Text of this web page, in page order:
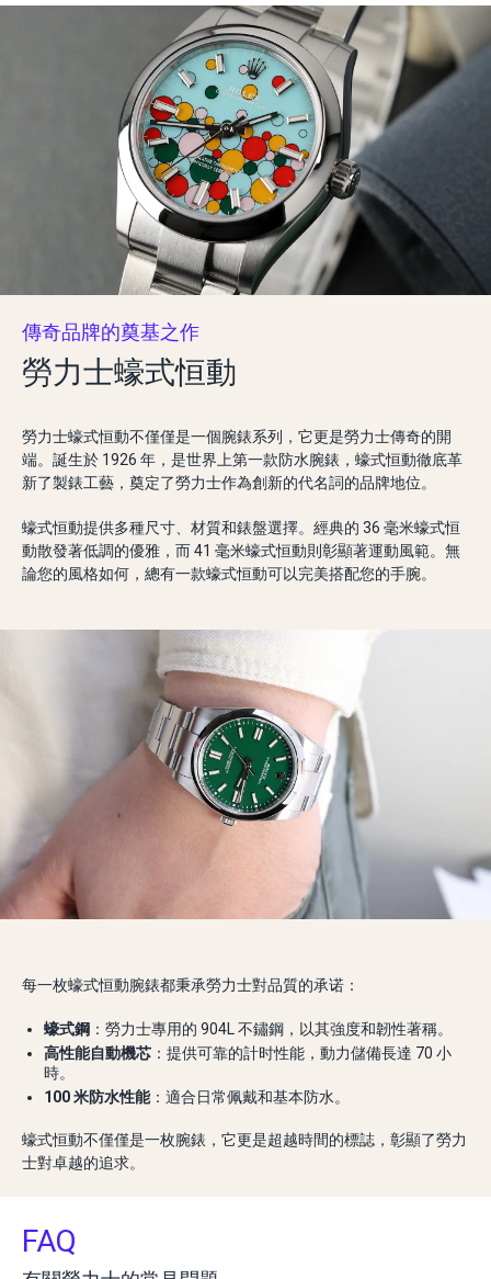
傳奇品牌的奠基之作
勞力士蠔式恒動
勞力士蠔式恒動不僅僅是一個腕錶系列，它更是勞力士傳奇的開
端。誕生於 1926 年，是世界上第一款防水腕錶，蠔式恒動徹底革
新了製錶工藝，奠定了勞力士作為創新的代名詞的品牌地位。
蠔式恒動提供多種尺寸、材質和錶盤選擇。經典的 36 毫米蠔式恒
動散發著低調的優雅，而 41 毫米蠔式恒動則彰顯著運動風範。無
論您的風格如何，總有一款蠔式恒動可以完美搭配您的手腕。
每一枚蠔式恒動腕錶都秉承勞力士對品質的承诺：
蠔式鋼 ：勞力士專用的 904L 不鏽鋼，以其強度和韌性著稱。
高性能自動機芯 ：提供可靠的計时性能，動力儲備長達 70 小
時。
100 米防水性能：適合日常佩戴和基本防水。
蠔式恒動不僅僅是一枚腕錶，它更是超越時間的標誌，彰顯了勞力
士對卓越的追求。
FAQ